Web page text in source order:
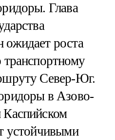
Глава
роста
транспортному
Север-Юг.
в Азово-
устойчивыми